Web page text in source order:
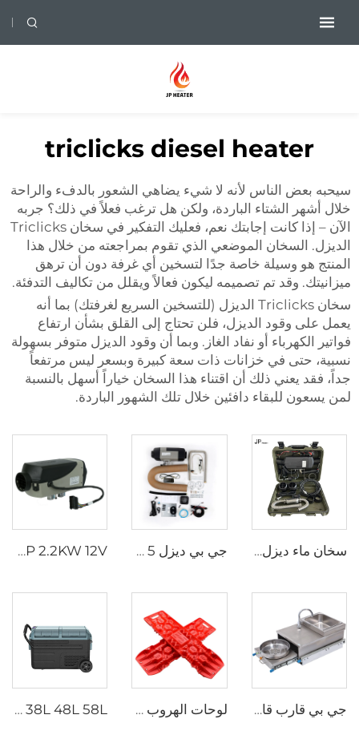
triclicks diesel heater
سيحبه بعض الناس لأنه لا شيء يضاهي الشعور بالدفء والراحة
خلال أشهر الشتاء الباردة، ولكن هل ترغب فعلاً في ذلك؟ جربه
الآن – إذا كانت إجابتك نعم، فعليك التفكير في سخان Triclicks
الديزل. السخان الموضعي الذي تقوم بمراجعته من خلال هذا
المنتج هو وسيلة خاصة جدًا لتسخين أي غرفة دون أن ترهق
ميزانيتك. وقد تم تصميمه ليكون فعالاً ويقلل من تكاليف التدفئة.
سخان Triclicks الديزل (للتسخين السريع لغرفتك) بما أنه
يعمل على وقود الديزل، فلن تحتاج إلى القلق بشأن ارتفاع
فواتير الكهرباء أو نفاد الغاز. وبما أن وقود الديزل متوفر بسهولة
نسبية، حتى في خزانات ذات سعة كبيرة وبسعر ليس مرتفعاً
جداً، فقد يعني ذلك أن اقتناء هذا السخان خياراً أسهل بالنسبة
لمن يسعون للبقاء دافئين خلال تلك الشهور الباردة.
سخان ماء ديزل هوائي عالمي 2kw كل شيء في واحد 12V و 24V سخان هوائي ديزل للوقوف خيمة محمولة سخان ديزل للتخييم جي بي ديزل 5 كيلوواط 12 فولت 24 فولت محرك سيارات محرك سيارات هوائي مشابه لويباستو للمتجولات JP 2.2KW 12V سخان وقوف السيارات الهواء سخان غاز للسيارات الشاحنات القوارب المقطورة
جي بي قارب قافلة كاميرفان سيارة ريفيل من الفولاذ المقاوم للصدأ سحب خارج غاز الموقد الموقد مع غسل المياه المدمج والصنبور لوحات الهروب عبر البلاد مجموعة استرداد الجر لوحات استرداد الجر مسارات السيارات للسيارات جيب خارج الطريق JP 38L 48L 58L البطارية المحمولة تعمل بالبطارية ثلاجة صغيرة ثلاجة سيارة مجمد مع محول التيار المتردد للاستخدام المنزلي للتخييم DC 12v/24V